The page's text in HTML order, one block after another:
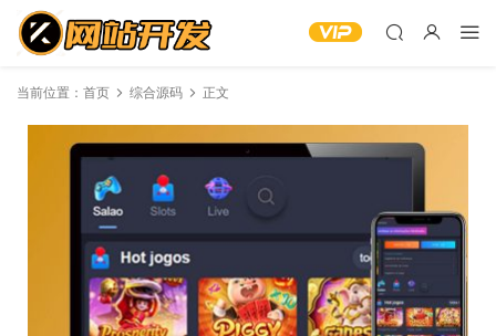
当前位置： 首页 综合源码 正文